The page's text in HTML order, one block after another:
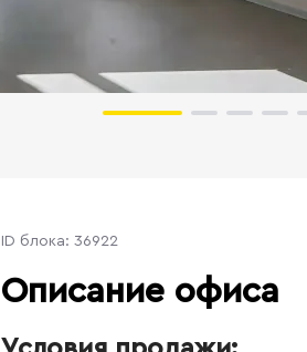
ID блока: 36922
Описание офиса